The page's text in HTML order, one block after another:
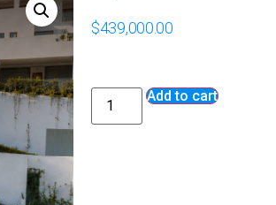
$439,000.00
Add to cart